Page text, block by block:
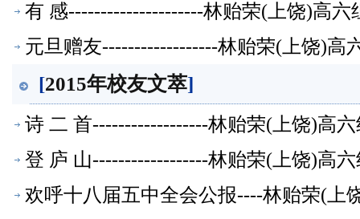
有 感---------------------林贻荣(上饶)高六
元旦赠友------------------林贻荣(上饶)高
[2015年校友文萃]
诗 二 首------------------林贻荣(上饶)高
登 庐 山------------------林贻荣(上饶)高
欢呼十八届五中全会公报----林贻荣(上